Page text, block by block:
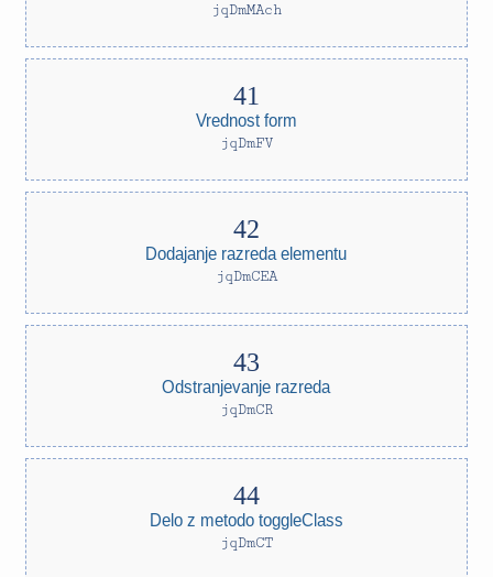
jqDmMAch
Vrednost form
jqDmFV
Dodajanje razreda elementu
jqDmCEA
Odstranjevanje razreda
jqDmCR
Delo z metodo toggleClass
jqDmCT